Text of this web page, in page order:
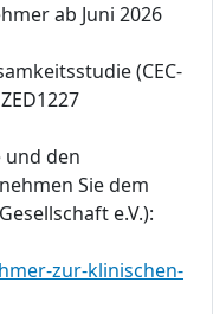
ab Juni 2026
(CEC-
den
Sie dem
e.V.):
zur-klinischen-